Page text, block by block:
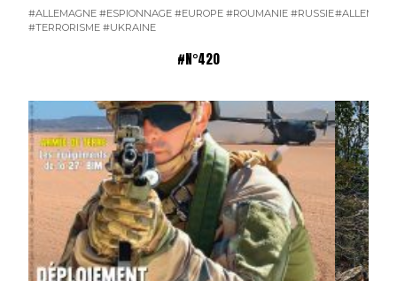
#ALLEMAGNE #ESPIONNAGE #EUROPE #ROUMANIE #RUSSIE
#TERRORISME #UKRAINE
#N°420